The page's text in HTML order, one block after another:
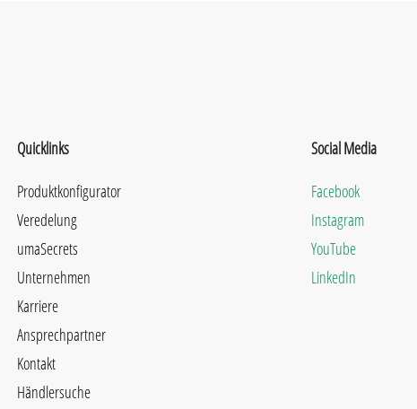
Quicklinks
Produktkonfigurator
Veredelung
umaSecrets
Unternehmen
Karriere
Ansprechpartner
Kontakt
Händlersuche
Social Media
Facebook
Instagram
YouTube
LinkedIn